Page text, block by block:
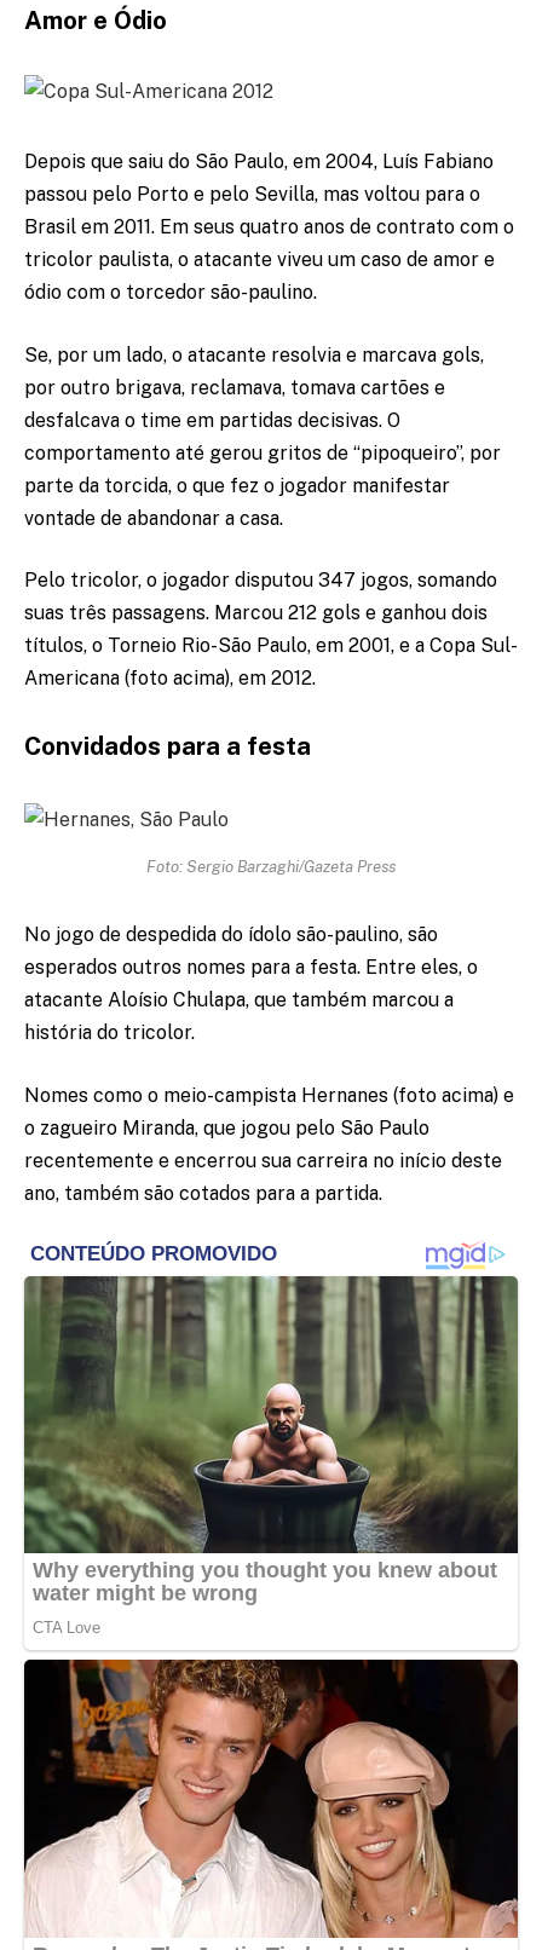
Amor e Ódio
Depois que saiu do São Paulo, em 2004, Luís Fabiano
passou pelo Porto e pelo Sevilla, mas voltou para o
Brasil em 2011. Em seus quatro anos de contrato com o
tricolor paulista, o atacante viveu um caso de amor e
ódio com o torcedor são-paulino.
Se, por um lado, o atacante resolvia e marcava gols,
por outro brigava, reclamava, tomava cartões e
desfalcava o time em partidas decisivas. O
comportamento até gerou gritos de “pipoqueiro”, por
parte da torcida, o que fez o jogador manifestar
vontade de abandonar a casa.
Pelo tricolor, o jogador disputou 347 jogos, somando
suas três passagens. Marcou 212 gols e ganhou dois
títulos, o Torneio Rio-São Paulo, em 2001, e a Copa Sul-
Americana (foto acima), em 2012.
Convidados para a festa
Foto: Sergio Barzaghi/Gazeta Press
No jogo de despedida do ídolo são-paulino, são
esperados outros nomes para a festa. Entre eles, o
atacante Aloísio Chulapa, que também marcou a
história do tricolor.
Nomes como o meio-campista Hernanes (foto acima) e
o zagueiro Miranda, que jogou pelo São Paulo
recentemente e encerrou sua carreira no início deste
ano, também são cotados para a partida.